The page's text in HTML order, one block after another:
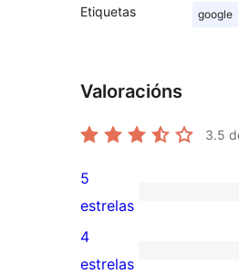
Etiquetas google
Valoracións
3.5
3
valoracións
de
5
estrelas
1
4
estrelas